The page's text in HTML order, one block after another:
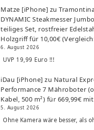
Matze [iPhone] zu
DYNAMIC Steakmesser
teiliges Set, rostfreier
Holzgriff für 10,00€
6. August 2026
UVP 19,99 Euro !!!
iDau [iPhone] zu Natural
Performance 7 Mähroboter
Kabel, 500 m²) für 669,99€
5. August 2026
Ohne Kamera wäre besser, als